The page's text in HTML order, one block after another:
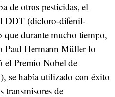
de otros pesticidas, el
DDT (dicloro-difenil-
durante mucho tiempo,
Paul Hermann Müller lo
el Premio Nobel de
se había utilizado con éxito
transmisores de